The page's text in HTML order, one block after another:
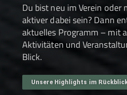
Du bist neu im Verein oder
aktiver dabei sein? Dann
aktuelles Programm – mit
Aktivitäten und
Blick.
Unsere Highlights im